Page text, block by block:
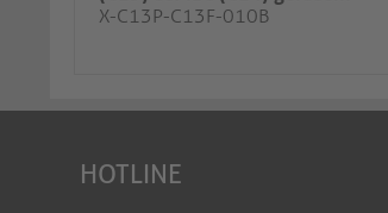
X-C13P-C13F-010B
HOTLINE